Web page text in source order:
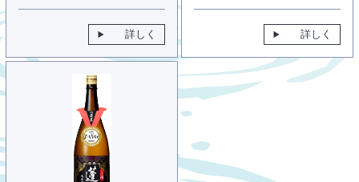
詳しく 詳しく